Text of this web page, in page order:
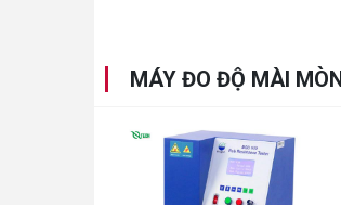
MÁY ĐO ĐỘ MÀI MÒN